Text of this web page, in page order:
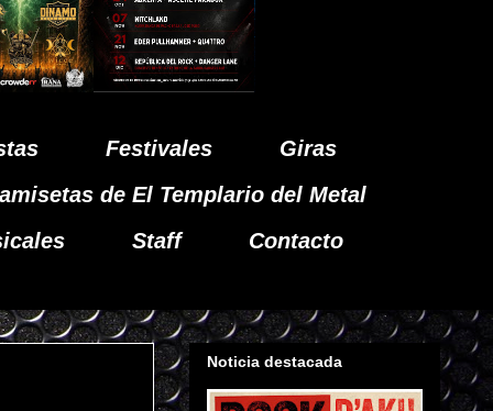
Festivales
Giras
de El Templario del Metal
Staff Contacto
Noticia destacada